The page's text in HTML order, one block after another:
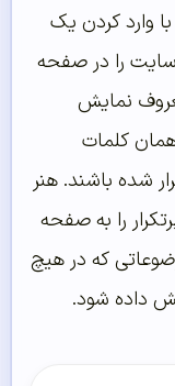
وارد کردن یک
را در صفحه
نمایش
کلمات
شده باشند. هنر
را به صفحه
که در هیچ
داده شود.